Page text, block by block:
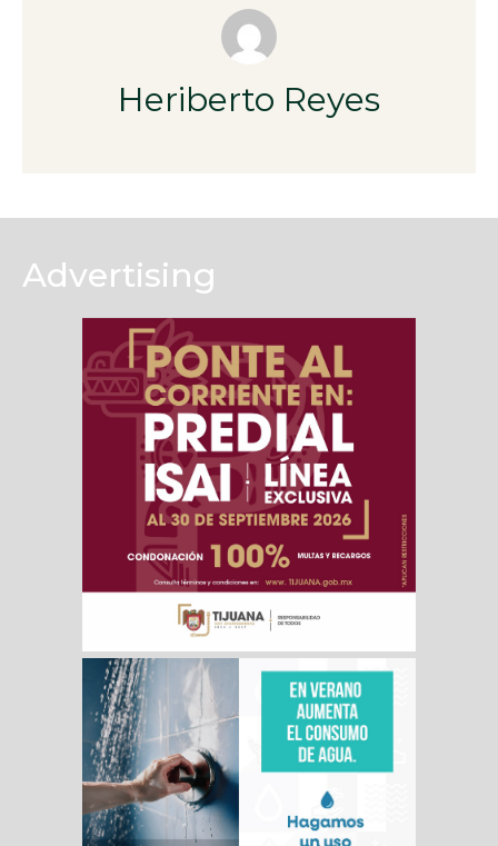
Heriberto Reyes
Advertising